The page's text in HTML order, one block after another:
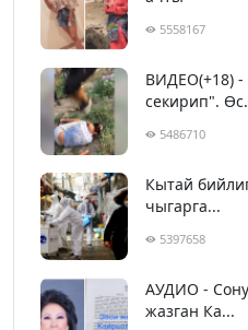
5558167
ВИДЕО(+18)
секирип".
5486710
Кытай
чыгарга...
5397658
АУДИО -
жазган Ка...